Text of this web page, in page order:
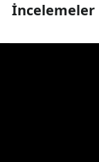
İncelemeler